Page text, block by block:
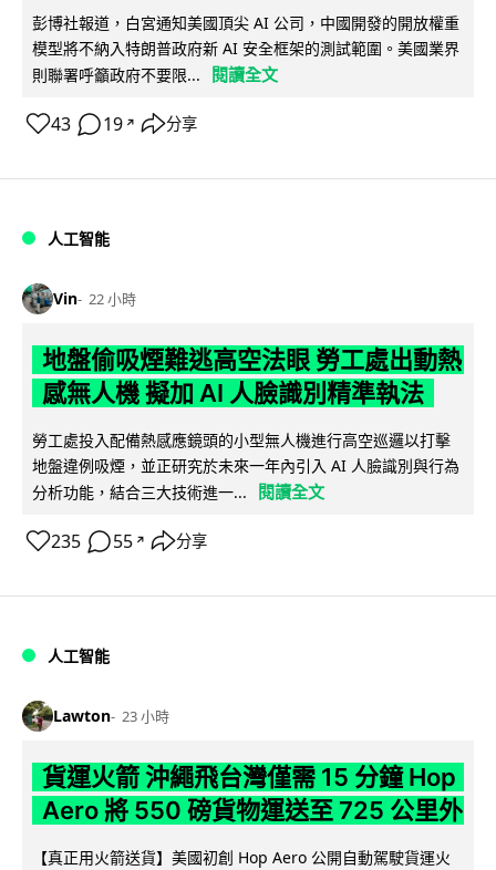
彭博社報道，白宮通知美國頂尖 AI 公司，中國開發的開放權重
模型將不納入特朗普政府新 AI 安全框架的測試範圍。美國業界
則聯署呼籲政府不要限...
閱讀全文
43 19 ↗ 分享
人工智能
Vin 22 小時
地盤偷吸煙難逃高空法眼 勞工處出動熱
感無人機 擬加 AI 人臉識別精準執法
勞工處投入配備熱感應鏡頭的小型無人機進行高空巡邏以打擊
地盤違例吸煙，並正研究於未來一年內引入 AI 人臉識別與行為
分析功能，結合三大技術進一...
閱讀全文
235 55 ↗ 分享
人工智能
Lawton 23 小時
貨運火箭 沖繩飛台灣僅需 15 分鐘 Hop
Aero 將 550 磅貨物運送至 725 公里外
【真正用火箭送貨】美國初創 Hop Aero 公開自動駕駛貨運火